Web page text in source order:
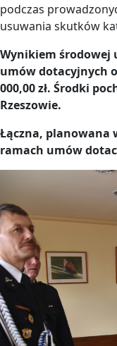
podczas
usuwania skutków
Wynikiem środowej
umów dotacyjnych
000,00 zł. Środki
Rzeszowie.
Łączna, planowana
ramach umów